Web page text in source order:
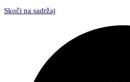
Skoči na sadržaj